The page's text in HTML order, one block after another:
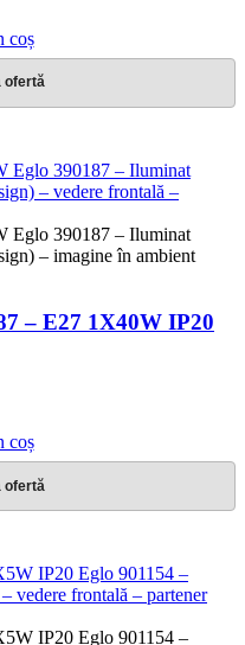
coș
ofertă
– E27 1X40W IP20
coș
ofertă